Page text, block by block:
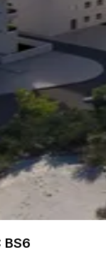
BS6